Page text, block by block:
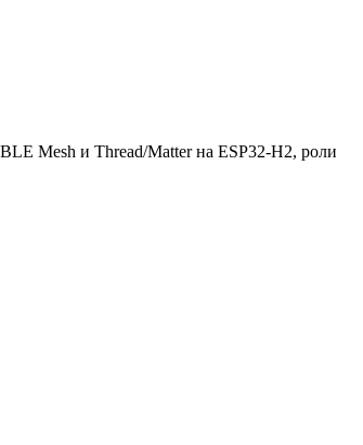
Mesh и Thread/Matter на ESP32-H2, роли